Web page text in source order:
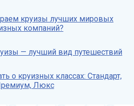
круизы лучших мировых
компаний?
— лучший вид путешествий
о круизных классах: Стандарт,
Люкс